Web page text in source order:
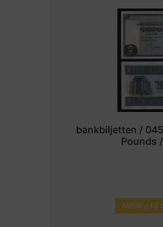
bankbiljetten /
Pounds
Melding bij